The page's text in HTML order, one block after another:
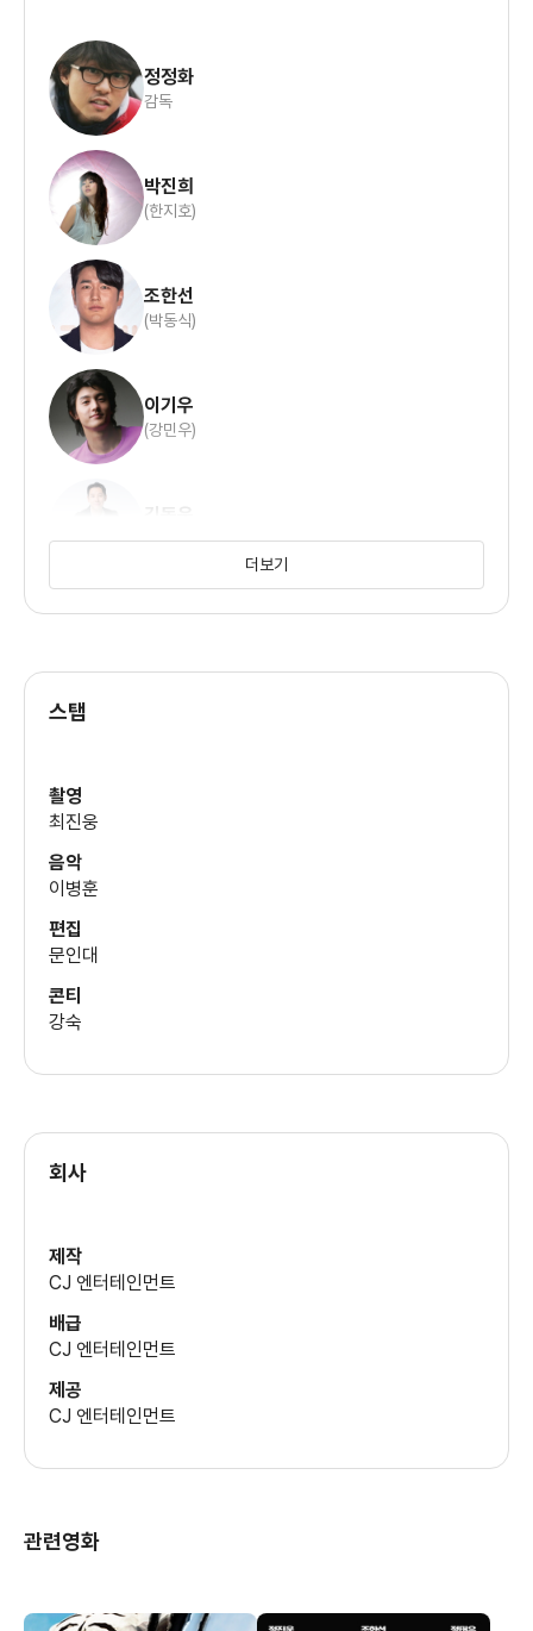
정정화
감독
박진희
(한지호)
조한선
(박동식)
이기우
(강민우)
(한지훈)
더보기
스탭
촬영
최진웅
음악
이병훈
편집
문인대
콘티
강숙
회사
제작
CJ 엔터테인먼트
배급
CJ 엔터테인먼트
제공
CJ 엔터테인먼트
관련영화